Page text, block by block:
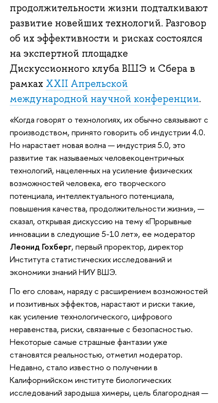
продолжительности жизни подталкивают
развитие новейших технологий. Разговор
об их эффективности и рисках состоялся
на экспертной площадке
Дискуссионного клуба ВШЭ и Сбера в
рамках XXII Апрельской
международной научной конференции.
«Когда говорят о технологиях, их обычно связывают с
производством, принято говорить об индустрии 4.0.
Но нарастает новая волна — индустрия 5.0, это
развитие так называемых человекоцентричных
технологий, нацеленных на усиление физических
возможностей человека, его творческого
потенциала, интеллектуального потенциала,
повышения качества, продолжительности жизни», —
сказал, открывая дискуссию на тему «Прорывные
инновации в следующие 5-10 лет», ее модератор
Леонид Гохберг, первый проректор, директор
Института статистических исследований и
экономики знаний НИУ ВШЭ.
По его словам, наряду с расширением возможностей
и позитивных эффектов, нарастают и риски такие,
как усиление технологического, цифрового
неравенства, риски, связанные с безопасностью.
Некоторые самые страшные фантазии уже
становятся реальностью, отметил модератор.
Недавно, стало известно о получении в
Калифорнийском институте биологических
исследований зародыша химеры, цель благородная —